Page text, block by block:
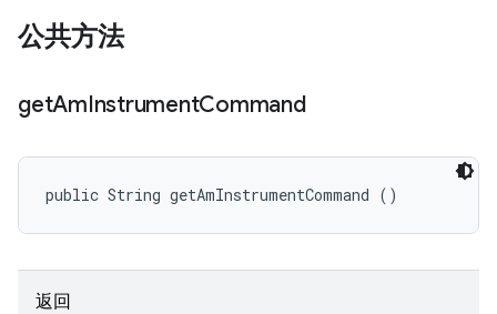
公共方法
getAmInstrumentCommand
public String getAmInstrumentCommand ()
返回